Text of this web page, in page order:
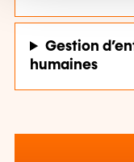
Gestion
humaines